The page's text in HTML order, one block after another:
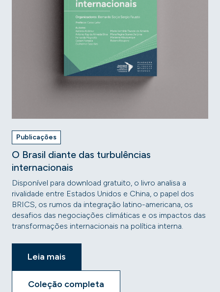
Publicações
O Brasil diante das turbulências
internacionais
Disponível para download gratuito, o livro analisa a
rivalidade entre Estados Unidos e China, o papel dos
BRICS, os rumos da integração latino-americana, os
desafios das negociações climáticas e os impactos das
transformações internacionais na política interna.
Leia mais
Coleção completa